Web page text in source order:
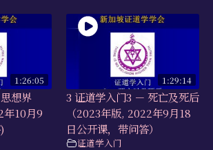
1:26:05
想界
年10月9
1:29:14
3 证道学入门3 － 死亡及死后
（2023年版, 2022年9月18
日公开课，带问答）
证道学入门